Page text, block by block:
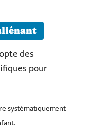
des
pour
systématiquement